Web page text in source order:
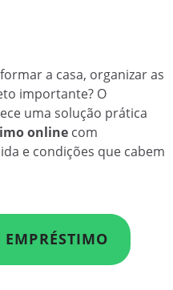
a casa, organizar as
importante? O
uma solução prática
online com
e condições que cabem
EMPRÉSTIMO